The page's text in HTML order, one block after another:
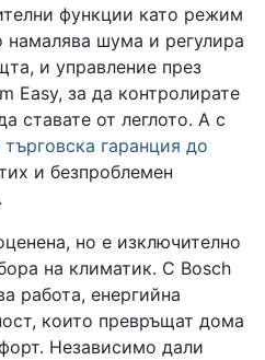
функции като режим
намалява шума и регулира
и управление през
Easy, за да контролирате
ставате от леглото. А с
гаранция до
и безпроблемен
но е изключително
на климатик. С Bosch
работа, енергийна
които превръщат дома
Независимо дали